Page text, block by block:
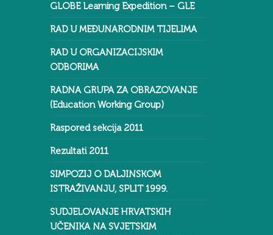
GLOBE Learning Expedition – GLE
RAD U MEĐUNARODNIM TIJELIMA
RAD U ORGANIZACIJSKIM
ODBORIMA
RADNA GRUPA ZA OBRAZOVANJE
(Education Working Group)
Raspored sekcija 2011
Rezultati 2011
SIMPOZIJ O DALJINSKOM
ISTRAŽIVANJU, SPLIT 1999.
SUDJELOVANJE HRVATSKIH
UČENIKA NA SVJETSKIM